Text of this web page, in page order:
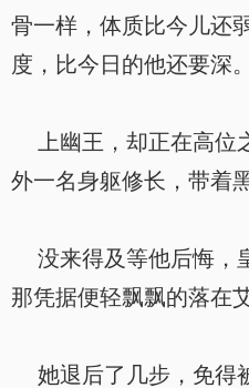
骨一样，体质比今儿还
度，比今日的他还要深。
上幽王，却正在高位
外一名身躯修长，带着
没来得及等他后悔，
那凭据便轻飘飘的落在
她退后了几步，免得